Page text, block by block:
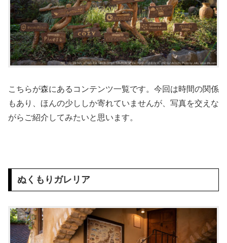
こちらが森にあるコンテンツ一覧です。今回は時間の関係
もあり、ほんの少ししか寄れていませんが、写真を交えな
がらご紹介してみたいと思います。
ぬくもりガレリア